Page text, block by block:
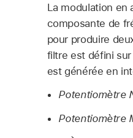
La modulation en
composante de
pour produire
filtre est défini
est générée en
Potentiomètre
Potentiomètre